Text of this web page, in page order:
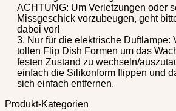
ACHTUNG: Um Verletzungen oder
Missgeschick vorzubeugen, geht
dabei vor!
3. Nur für die elektrische Duftlampe:
tollen Flip Dish Formen um das
festen Zustand zu wechseln/
einfach die Silikonform flippen und
sich einfach entfernen.
Produkt-Kategorien